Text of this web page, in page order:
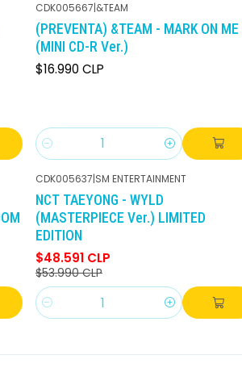
CDK005667|&TEAM
(PREVENTA) &TEAM - MARK ON ME
(MINI CD-R Ver.)
$16.990 CLP
Cantidad
-10%DCTO
CDK005637|SM ENTERTAINMENT
NCT TAEYONG - WYLD
(MASTERPIECE Ver.) LIMITED
EDITION
$48.591 CLP
$53.990 CLP
Cantidad